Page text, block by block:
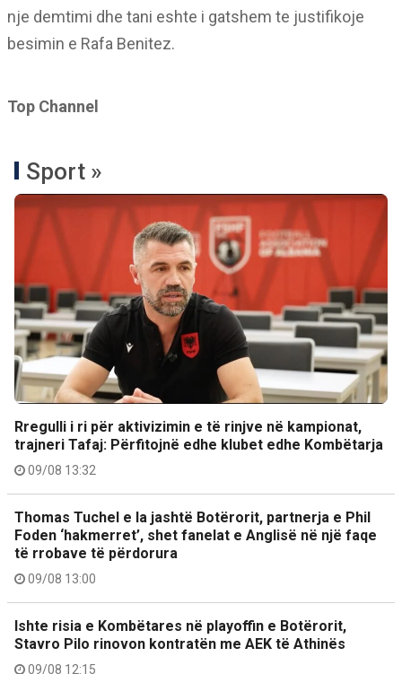
nje demtimi dhe tani eshte i gatshem te justifikoje
besimin e Rafa Benitez.
Top Channel
Sport »
Rregulli i ri për aktivizimin e të rinjve në kampionat,
trajneri Tafaj: Përfitojnë edhe klubet edhe Kombëtarja
09/08 13:32
Thomas Tuchel e la jashtë Botërorit, partnerja e Phil
Foden ‘hakmerret’, shet fanelat e Anglisë në një faqe
të rrobave të përdorura
09/08 13:00
Ishte risia e Kombëtares në playoffin e Botërorit,
Stavro Pilo rinovon kontratën me AEK të Athinës
09/08 12:15